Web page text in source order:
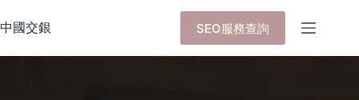
to
content
中國交銀 SEO服務查詢